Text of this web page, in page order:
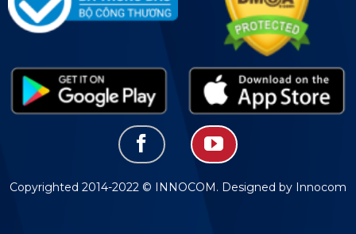
Copyrighted 2014-2022 © INNOCOM. Designed by Innocom